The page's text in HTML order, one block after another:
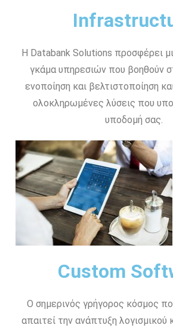
Η Databank Solutions προσφέρει
γκάμα υπηρεσιών που βοηθούν
ενοποίηση και βελτιστοποίηση
ολοκληρωμένες λύσεις που
υποδομή σας.
Custom
Ο σημερινός γρήγορος κόσμος
απαιτεί την ανάπτυξη λογισμικού